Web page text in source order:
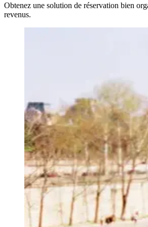
Obtenez une solution de réservation bien
revenus.